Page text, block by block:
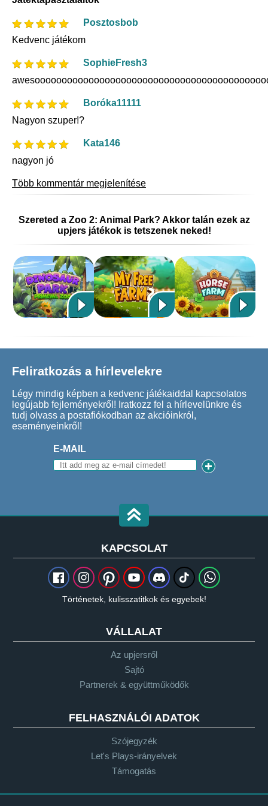
Posztosbob
Kedvenc játékom
SophieFresh3
Boróka11111
Nagyon szuper!?
Kata146
nagyon jó
Több kommentár megjelenítése
Szereted a Zoo 2: Animal Park? Akkor talán ezek az
upjers játékok is tetszenek neked!
Feliratkozás a hírlevelekre
Légy mindig képben a kedvenc játékaiddal kapcsolatos
legújabb fejleményekről! Iratkozz fel a hírlevelünkre és
tudj olvass a postafiókodban az akcióinkról,
eseményeinkről!
E-MAIL
KAPCSOLAT
Történetek, kulisszatitkok és egyebek!
VÁLLALAT
Az upjersről
Sajtó
Partnerek & együttműködők
FELHASZNÁLÓI ADATOK
Szójegyzék
Let's Plays-irányelvek
Támogatás